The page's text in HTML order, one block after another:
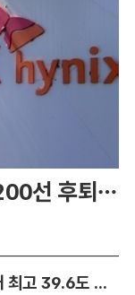
선 후퇴…
[오늘의 날씨] 서울 낮 40도 육박…역대 최고 39.6도 위협